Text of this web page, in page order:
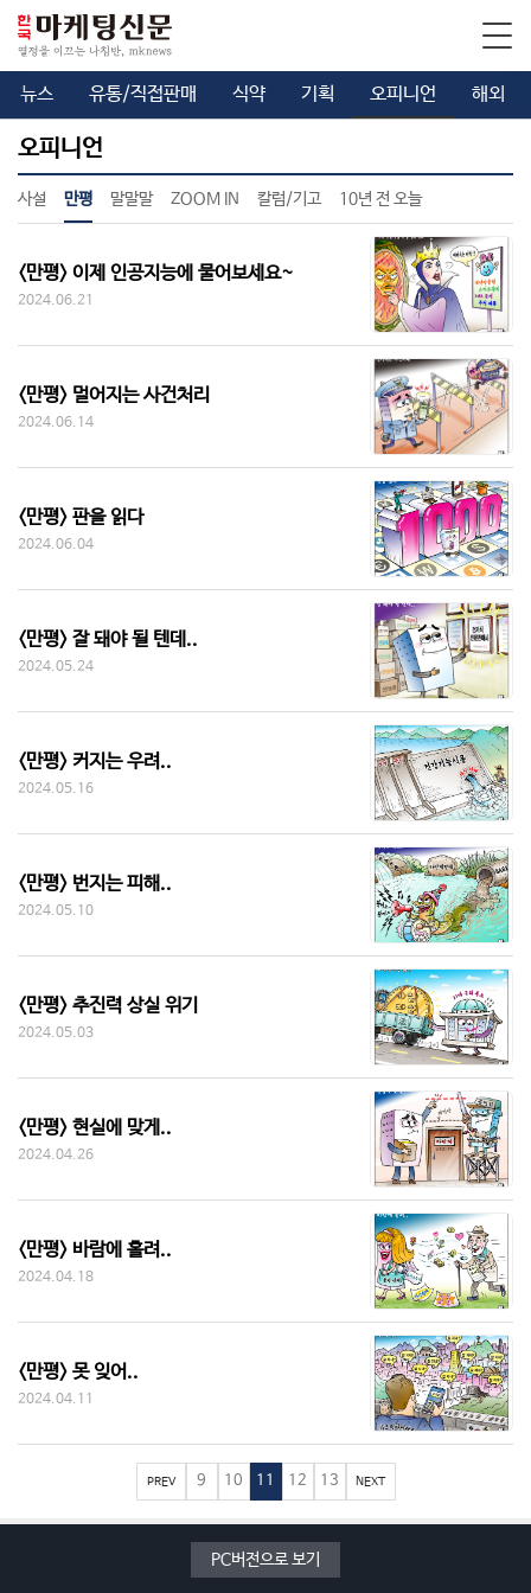
뉴스 유통/직접판매 식약 기획 오피니언 해외
오피니언
사설 만평 말말말 ZOOM IN 칼럼/기고 10년 전 오늘
<만평> 이제 인공지능에 물어보세요~
2024.06.21
<만평> 멀어지는 사건처리
2024.06.14
<만평> 판을 읽다
2024.06.04
<만평> 잘 돼야 될 텐데..
2024.05.24
<만평> 커지는 우려..
2024.05.16
<만평> 번지는 피해..
2024.05.10
<만평> 추진력 상실 위기
2024.05.03
<만평> 현실에 맞게..
2024.04.26
<만평> 바람에 홀려..
2024.04.18
<만평> 못 잊어..
2024.04.11
PREV 9 10 11 12 13 NEXT
PC버전으로 보기